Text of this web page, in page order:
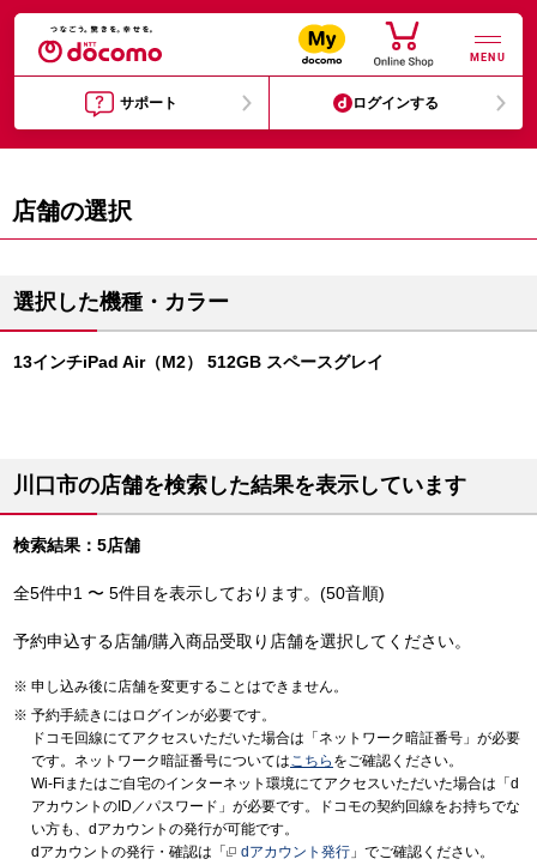
MENU
サポート ログインする
店舗の選択
選択した機種・カラー
13インチiPad Air（M2） 512GB スペースグレイ
川口市の店舗を検索した結果を表示しています
検索結果：5店舗
全5件中1 〜 5件目を表示しております。(50音順)
予約申込する店舗/購入商品受取り店舗を選択してください。
申し込み後に店舗を変更することはできません。
予約手続きにはログインが必要です。
ドコモ回線にてアクセスいただいた場合は「ネットワーク暗証番号」が必要
です。ネットワーク暗証番号についてはこちら をご確認ください。
Wi-Fiまたはご自宅のインターネット環境にてアクセスいただいた場合は「d
アカウントのID／パスワード」が必要です。ドコモの契約回線をお持ちでな
い方も、dアカウントの発行が可能です。
dアカウントの発行・確認は「
dアカウント発行 」でご確認ください。